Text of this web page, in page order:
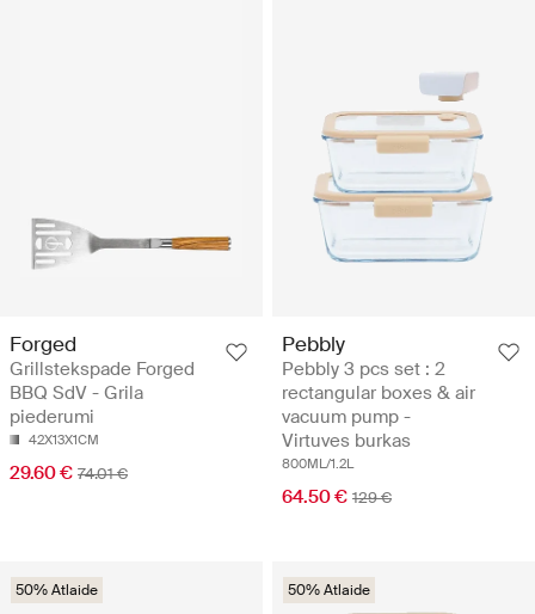
Forged
Grillstekspade Forged
BBQ SdV - Grila
piederumi
42X13X1CM
29.60 € 74.01 €
Pebbly
Pebbly 3 pcs set : 2
rectangular boxes & air
vacuum pump -
Virtuves burkas
800ML/1.2L
64.50 € 129 €
50% Atlaide 50% Atlaide